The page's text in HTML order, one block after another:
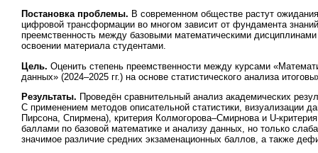
Постановка проблемы. В современном обществе растут
цифровой трансформации во многом зависит от фундамента
преемственность между базовыми математическими
освоении материала студентами.
Цель. Оценить степень преемственности между курсами
данных» (2024–2025 гг.) на основе статистического анализа
Результаты. Проведён сравнительный анализ академических
С применением методов описательной статистики, визуализации
Пирсона, Спирмена), критерия Колмогорова–Смирнова и U-
баллами по базовой математике и анализу данных, но только
значимое различие средних экзаменационных баллов, а также